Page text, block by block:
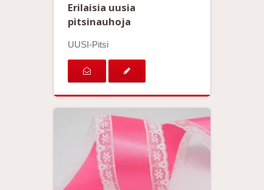
Erilaisia uusia
pitsinauhoja
UUSI-Pitsi